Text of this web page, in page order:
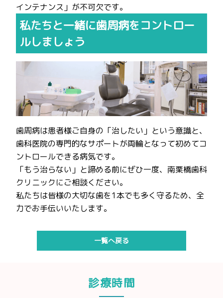
インテナンス」が不可欠です。
私たちと一緒に歯周病をコントロー
ルしましょう
歯周病は患者様ご自身の「治したい」という意識と、
歯科医院の専門的なサポートが両輪となって初めてコ
ントロールできる病気です。
「もう治らない」と諦める前にぜひ一度、南栗橋歯科
クリニックにご相談ください。
私たちは皆様の大切な歯を1本でも多く守るため、全
力でお手伝いいたします。
一覧へ戻る
診療時間